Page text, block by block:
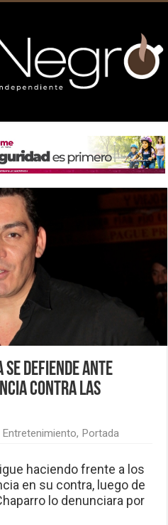
se defiende ante
contra las
Entretenimiento, Portada
haciendo frente a los
en su contra, luego de
lo denunciara por